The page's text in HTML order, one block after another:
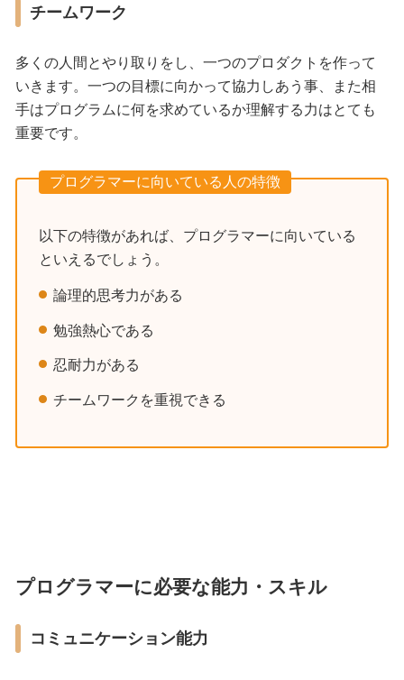
チームワーク
多くの人間とやり取りをし、一つのプロダクトを作って
いきます。一つの目標に向かって協力しあう事、また相
手はプログラムに何を求めているか理解する力はとても
重要です。
プログラマーに向いている人の特徴
以下の特徴があれば、プログラマーに向いている
といえるでしょう。
論理的思考力がある
勉強熱心である
忍耐力がある
チームワークを重視できる
プログラマーに必要な能力・スキル
コミュニケーション能力